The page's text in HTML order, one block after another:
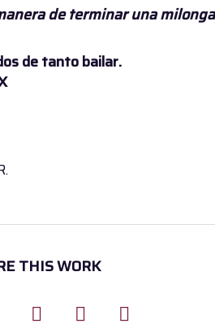
de terminar una milonga
de tanto bailar.
THIS WORK